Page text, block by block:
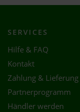
SERVICES
Hilfe & FAQ
Kontakt
Zahlung & Lieferung
Partnerprogramm
Händler werden